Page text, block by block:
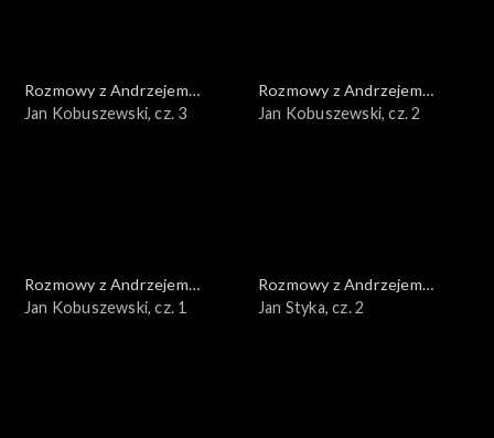
Rozmowy z Andrzejem
Doboszem
Jan Kobuszewski, cz. 3
Rozmowy z Andrzejem
Doboszem
Jan Kobuszewski, cz. 2
Rozmowy z Andrzejem
Doboszem
Jan Kobuszewski, cz. 1
Rozmowy z Andrzejem
Doboszem
Jan Styka, cz. 2